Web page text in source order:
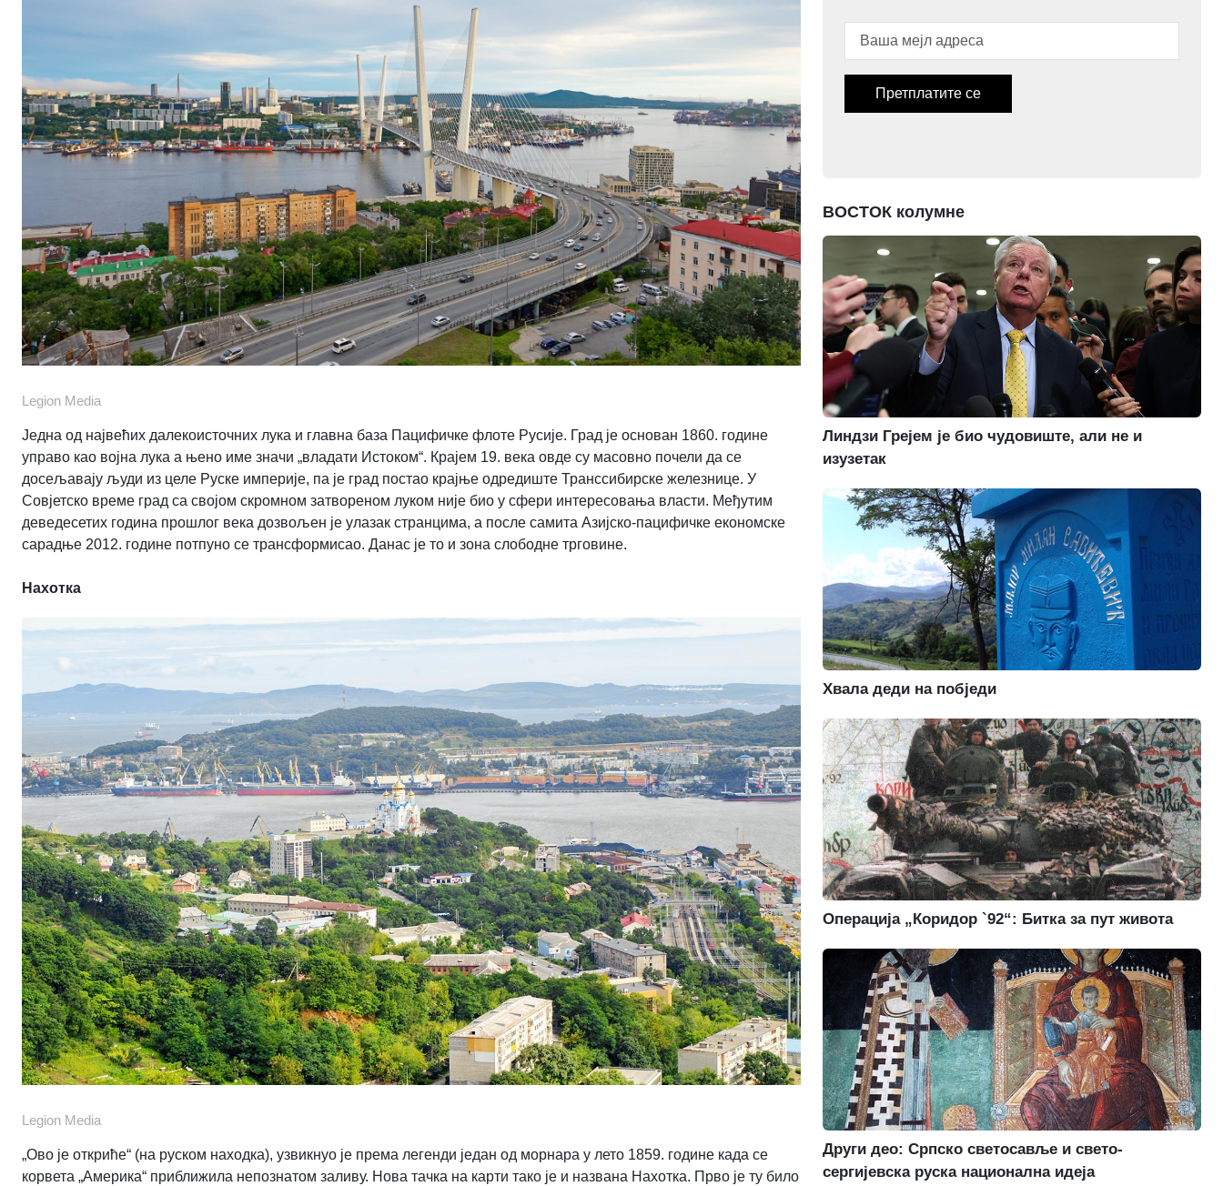
Legion Media
Једна од највећих далекоисточних лука и главна база Пацифичке флоте Русије. Град је основан 1860. године
управо као војна лука а њено име значи „владати Истоком“. Крајем 19. века овде су масовно почели да се
досељавају људи из целе Руске империје, па је град постао крајње одредиште Транссибирске железнице. У
Совјетско време град са својом скромном затвореном луком није био у сфери интересовања власти. Међутим
деведесетих година прошлог века дозвољен је улазак странцима, а после самита Азијско-пацифичке економске
сарадње 2012. године потпуно се трансформисао. Данас је то и зона слободне трговине.
Нахотка
Legion Media
„Ово је откриће“ (на руском находка), узвикнуо је према легенди један од морнара у лето 1859. године када се
корвета „Америка“ приближила непознатом заливу. Нова тачка на карти тако је и названа Нахотка. Прво је ту било
Претплатите се
ВОСТОК колумне
Линдзи Грејем је био чудовиште, али не и
изузетак
Хвала деди на побједи
Операција „Коридор `92“: Битка за пут живота
Други део: Српско светосавље и свето-
сергијевска руска национална идеја